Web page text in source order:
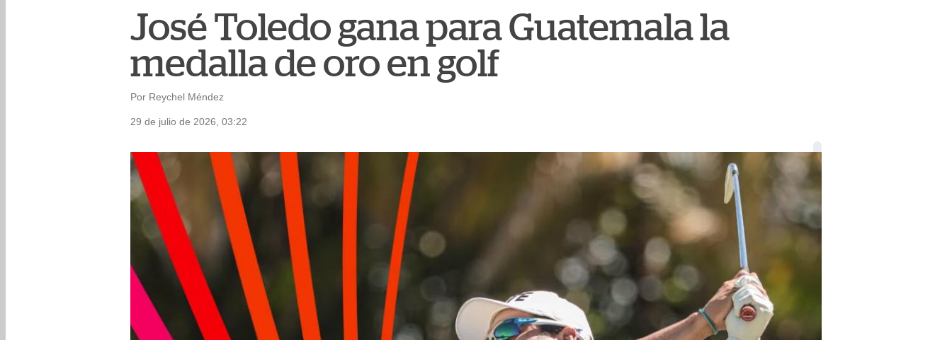
José Toledo gana para Guatemala la
medalla de oro en golf
Por Reychel Méndez
29 de julio de 2026, 03:22